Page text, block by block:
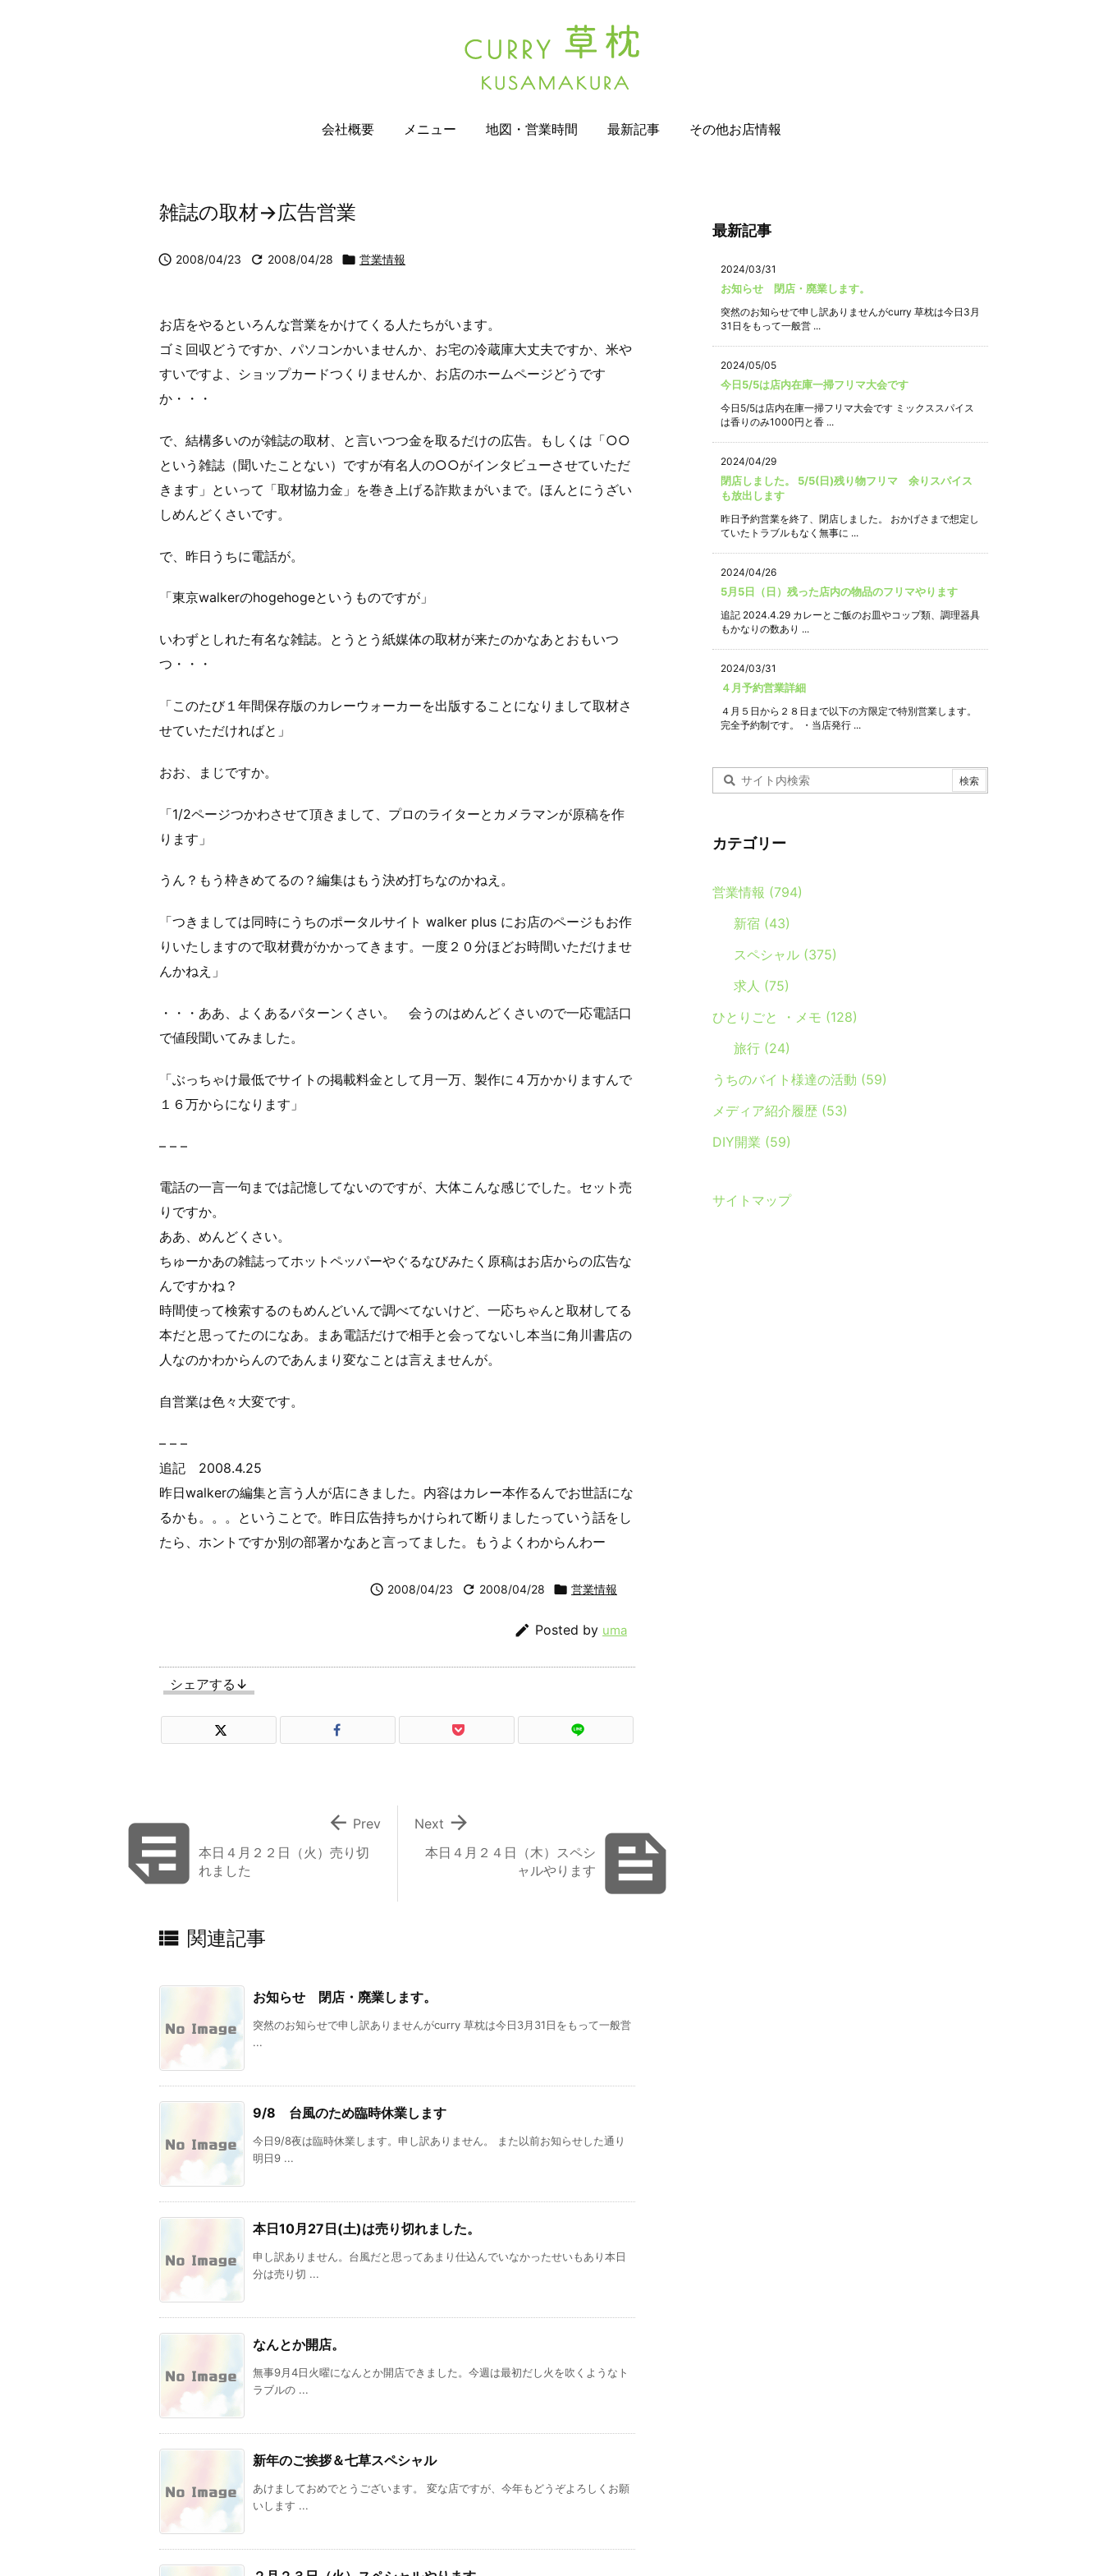
会社概要 メニュー 地図・営業時間 最新記事 その他お店情報
雑誌の取材→広告営業
 2008/04/23  2008/04/28  営業情報
お店をやるといろんな営業をかけてくる人たちがいます。
ゴミ回収どうですか、パソコンかいませんか、お宅の冷蔵庫大丈夫ですか、米や
すいですよ、ショップカードつくりませんか、お店のホームページどうです
か・・・
で、結構多いのが雑誌の取材、と言いつつ金を取るだけの広告。もしくは「○○
という雑誌（聞いたことない）ですが有名人の○○がインタビューさせていただ
きます」といって「取材協力金」を巻き上げる詐欺まがいまで。ほんとにうざい
しめんどくさいです。
で、昨日うちに電話が。
「東京walkerのhogehogeというものですが」
いわずとしれた有名な雑誌。とうとう紙媒体の取材が来たのかなあとおもいつ
つ・・・
「このたび１年間保存版のカレーウォーカーを出版することになりまして取材さ
せていただければと」
おお、まじですか。
「1/2ページつかわさせて頂きまして、プロのライターとカメラマンが原稿を作
ります」
うん？もう枠きめてるの？編集はもう決め打ちなのかねえ。
「つきましては同時にうちのポータルサイト walker plus にお店のページもお作
りいたしますので取材費がかかってきます。一度２０分ほどお時間いただけませ
んかねえ」
・・・ああ、よくあるパターンくさい。 会うのはめんどくさいので一応電話口
で値段聞いてみました。
「ぶっちゃけ最低でサイトの掲載料金として月一万、製作に４万かかりますんで
１６万からになります」
– – –
電話の一言一句までは記憶してないのですが、大体こんな感じでした。セット売
りですか。
ああ、めんどくさい。
ちゅーかあの雑誌ってホットペッパーやぐるなびみたく原稿はお店からの広告な
んですかね？
時間使って検索するのもめんどいんで調べてないけど、一応ちゃんと取材してる
本だと思ってたのになあ。まあ電話だけで相手と会ってないし本当に角川書店の
人なのかわからんのであんまり変なことは言えませんが。
自営業は色々大変です。
– – –
追記 2008.4.25
昨日walkerの編集と言う人が店にきました。内容はカレー本作るんでお世話にな
るかも。。。ということで。昨日広告持ちかけられて断りましたっていう話をし
たら、ホントですか別の部署かなあと言ってました。もうよくわからんわー
 2008/04/23  2008/04/28  営業情報
 Posted by uma
シェアする↓

本日４月２４日（木）スペシ
ャルやります

Next
本日４月２２日（火）売り切
れました
 Prev
 関連記事
お知らせ 閉店・廃業します。
突然のお知らせで申し訳ありませんがcurry 草枕は今日3月31日をもって一般営
...
9/8 台風のため臨時休業します
今日9/8夜は臨時休業します。申し訳ありません。 また以前お知らせした通り
明日9 ...
本日10月27日(土)は売り切れました。
申し訳ありません。台風だと思ってあまり仕込んでいなかったせいもあり本日
分は売り切 ...
なんとか開店。
無事9月4日火曜になんとか開店できました。今週は最初だし火を吹くようなト
ラブルの ...
新年のご挨拶＆七草スペシャル
あけましておめでとうございます。 変な店ですが、今年もどうぞよろしくお願
いします ...
最新記事
2024/03/31
お知らせ 閉店・廃業します。
突然のお知らせで申し訳ありませんがcurry 草枕は今日3月
31日をもって一般営 ...
2024/05/05
今日5/5は店内在庫一掃フリマ大会です
今日5/5は店内在庫一掃フリマ大会です ミックススパイス
は香りのみ1000円と香 ...
2024/04/29
閉店しました。 5/5(日)残り物フリマ 余りスパイス
も放出します
昨日予約営業を終了、閉店しました。 おかげさまで想定し
ていたトラブルもなく無事に ...
2024/04/26
5月5日（日）残った店内の物品のフリマやります
追記 2024.4.29 カレーとご飯のお皿やコップ類、調理器具
もかなりの数あり ...
2024/03/31
４月予約営業詳細
４月５日から２８日まで以下の方限定で特別営業します。
完全予約制です。 ・当店発行 ...
カテゴリー
営業情報 (794)
新宿 (43)
スペシャル (375)
求人 (75)
ひとりごと ・メモ (128)
旅行 (24)
うちのバイト様達の活動 (59)
メディア紹介履歴 (53)
DIY開業 (59)
サイトマップ